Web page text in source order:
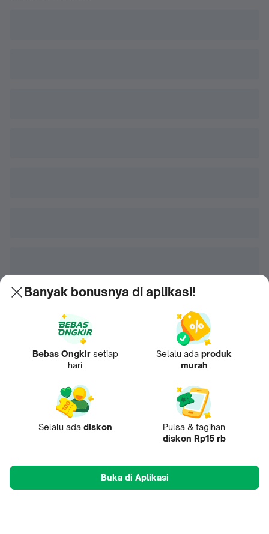
Banyak bonusnya di aplikasi!
Bebas Ongkir setiap
hari
Selalu ada produk
murah
Selalu ada diskon
Pulsa & tagihan
diskon Rp15 rb
Buka di Aplikasi